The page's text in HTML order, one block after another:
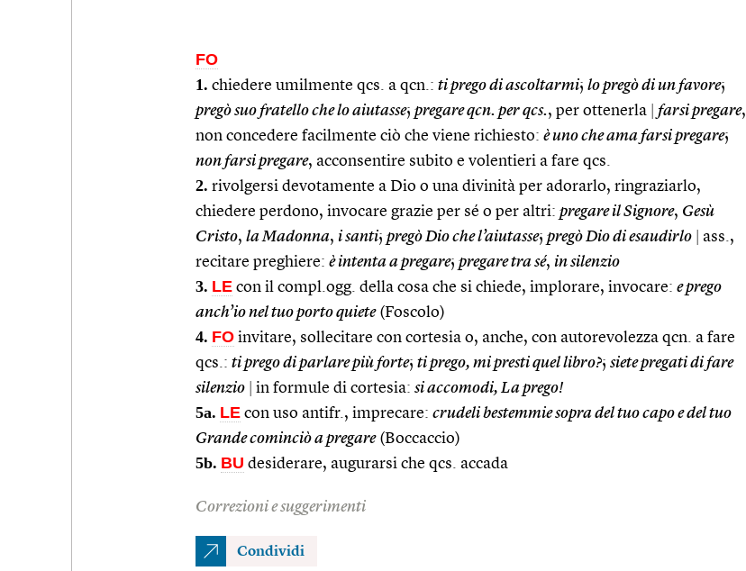
FO
1. chiedere umilmente qcs. a qcn.: ti prego di ascoltarmi; lo pregò di un favore;
pregò suo fratello che lo aiutasse; pregare qcn. per qcs., per ottenerla farsi pregare,
non concedere facilmente ciò che viene richiesto: è uno che ama farsi pregare;
non farsi pregare, acconsentire subito e volentieri a fare qcs.
2. rivolgersi devotamente a Dio o una divinità per adorarlo, ringraziarlo,
chiedere perdono, invocare grazie per sé o per altri: pregare il Signore, Gesù
Cristo, la Madonna, i santi; pregò Dio che l’aiutasse; pregò Dio di esaudirlo
ass.,
recitare preghiere: è intenta a pregare; pregare tra sé, in silenzio
3. LE con il compl.ogg. della cosa che si chiede, implorare, invocare: e prego
anch’io nel tuo porto quiete(Foscolo)
4. FO invitare, sollecitare con cortesia o, anche, con autorevolezza qcn. a fare
qcs.: ti prego di parlare più forte; ti prego, mi presti quel libro?; siete pregati di fare
silenzio
in formule di cortesia: si accomodi, La prego!
5a. LE con uso antifr., imprecare: crudeli bestemmie sopra del tuo capo e del tuo
Grande cominciò a pregare(Boccaccio)
5b. BU desiderare, augurarsi che qcs. accada
Correzioni e suggerimenti
Condividi